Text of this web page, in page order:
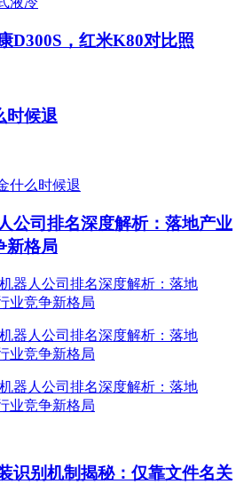
D300S，红米K80对比照
时候退
公司排名深度解析：落地产业
新格局
识别机制揭秘：仅靠文件名关